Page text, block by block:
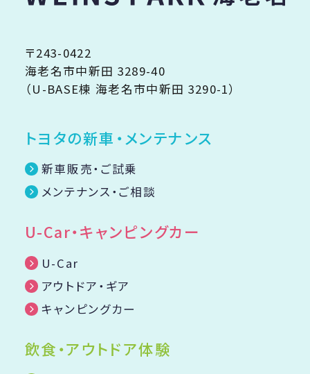
〒243-0422
海老名市中新田 3289-40
（U-BASE棟 海老名市中新田 3290-1）
トヨタの新車・メンテナンス
新車販売・ご試乗
メンテナンス・ご相談
U-Car・キャンピングカー
U-Car
アウトドア・ギア
キャンピングカー
飲食・アウトドア体験